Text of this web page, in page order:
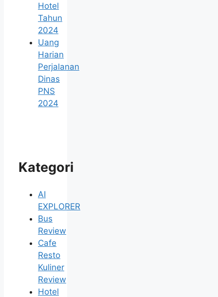
Hotel
Tahun
2024
Uang
Harian
Perjalanan
Dinas
PNS
2024
Kategori
AI
EXPLORER
Bus
Review
Cafe
Resto
Kuliner
Review
Hotel